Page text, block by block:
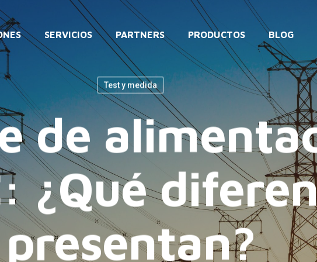
SERVICIOS PARTNERS PRODUCTOS BLOG
Test y medida
de
¿Qué
presentan?